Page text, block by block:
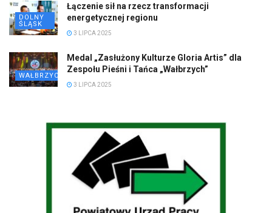
DOLNY
ŚLĄSK
Łączenie sił na rzecz transformacji
energetycznej regionu
3 LIPCA 2025
WAŁBRZYCH
Medal „Zasłużony Kulturze Gloria Artis” dla
Zespołu Pieśni i Tańca „Wałbrzych”
3 LIPCA 2025